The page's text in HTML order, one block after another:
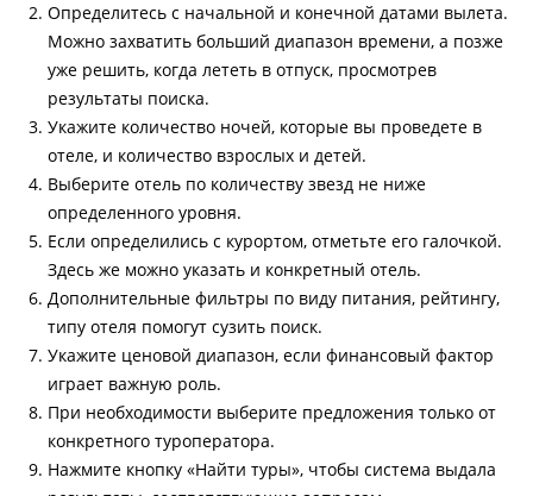
Определитесь с начальной и конечной датами вылета.
Можно захватить больший диапазон времени, а позже
уже решить, когда лететь в отпуск, просмотрев
результаты поиска.
Укажите количество ночей, которые вы проведете в
отеле, и количество взрослых и детей.
Выберите отель по количеству звезд не ниже
определенного уровня.
Если определились с курортом, отметьте его галочкой.
Здесь же можно указать и конкретный отель.
Дополнительные фильтры по виду питания, рейтингу,
типу отеля помогут сузить поиск.
Укажите ценовой диапазон, если финансовый фактор
играет важную роль.
При необходимости выберите предложения только от
конкретного туроператора.
Нажмите кнопку «Найти туры», чтобы система выдала